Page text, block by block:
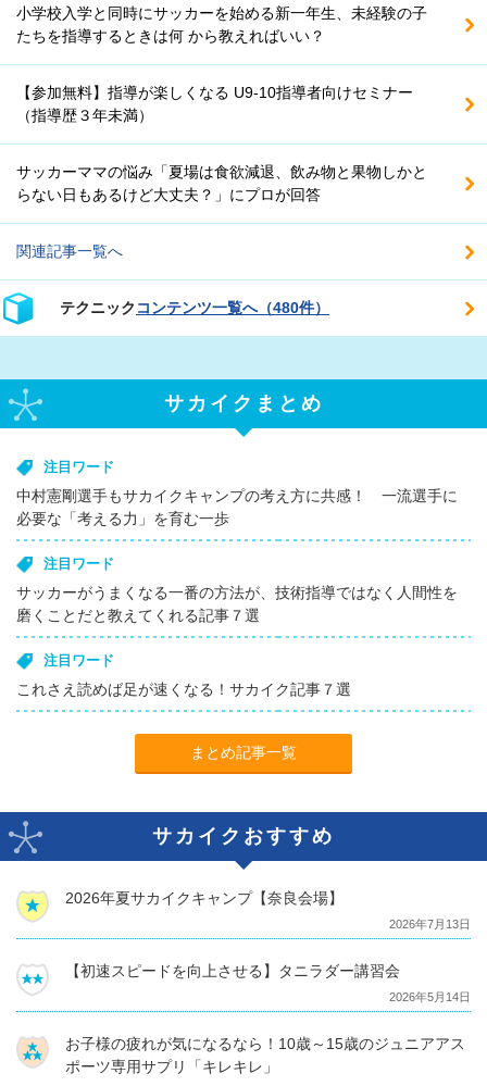
小学校入学と同時にサッカーを始める新一年生、未経験の子
たちを指導するときは何 から教えればいい？
【参加無料】指導が楽しくなる U9-10指導者向けセミナー
（指導歴３年未満）
サッカーママの悩み「夏場は食欲減退、飲み物と果物しかと
らない日もあるけど大丈夫？」にプロが回答
関連記事一覧へ
テクニック コンテンツ一覧へ（480件）
サカイクまとめ
注目ワード
中村憲剛選手もサカイクキャンプの考え方に共感！ 一流選手に
必要な「考える力」を育む一歩
注目ワード
サッカーがうまくなる一番の方法が、技術指導ではなく人間性を
磨くことだと教えてくれる記事７選
注目ワード
これさえ読めば足が速くなる！サカイク記事７選
まとめ記事一覧
サカイクおすすめ
2026年夏サカイクキャンプ【奈良会場】
2026年7月13日
【初速スピードを向上させる】タニラダー講習会
2026年5月14日
お子様の疲れが気になるなら！10歳～15歳のジュニアアス
ポーツ専用サプリ「キレキレ」